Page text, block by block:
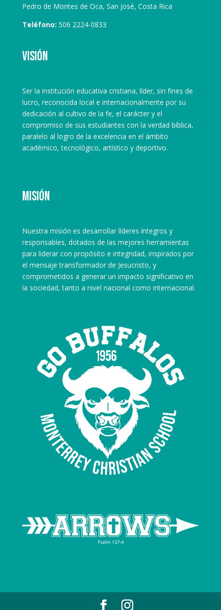
Pedro de Montes de Oca, San José, Costa Rica
Teléfono: 506 2224-0833
Visión
Ser la institución educativa cristiana, líder, sin fines de
lucro, reconocida local e internacionalmente por su
dedicación al cultivo de la fe, el carácter y el
compromiso de sus estudiantes con la verdad bíblica,
paralelo al logro de la excelencia en el ámbito
académico, tecnológico, artístico y deportivo.
Misión
Nuestra misión es desarrollar líderes íntegros y
responsables, dotados de las mejores herramientas
para liderar con propósito e integridad, inspirados por
el mensaje transformador de Jesucristo, y
comprometidos a generar un impacto significativo en
la sociedad, tanto a nivel nacional como internacional.